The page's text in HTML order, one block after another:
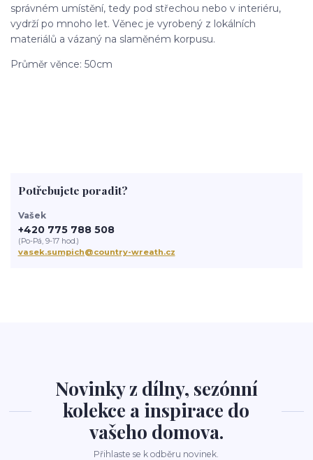
správném umístění, tedy pod střechou nebo v interiéru,
vydrží po mnoho let. Věnec je vyrobený z lokálních
materiálů a vázaný na slaměném korpusu.
Průměr věnce: 50cm
Potřebujete poradit?
Vašek
+420 775 788 508
(Po-Pá, 9-17 hod.)
vasek.sumpich@country-wreath.cz
Novinky z dílny, sezónní
kolekce a inspirace do
vašeho domova.
Přihlaste se k odběru novinek.